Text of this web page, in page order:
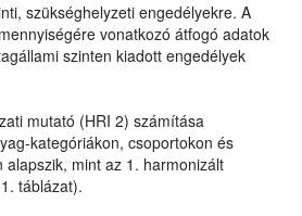
szükséghelyzeti engedélyekre. A
vonatkozó átfogó adatok
szinten kiadott engedélyek
mutató (HRI 2) számítása
kategóriákon, csoportokon és
alapszik, mint az 1. harmonizált
táblázat).